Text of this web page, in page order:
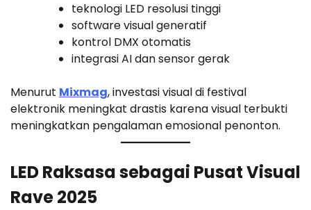
teknologi LED resolusi tinggi
software visual generatif
kontrol DMX otomatis
integrasi AI dan sensor gerak
Menurut Mixmag, investasi visual di festival
elektronik meningkat drastis karena visual terbukti
meningkatkan pengalaman emosional penonton.
LED Raksasa sebagai Pusat Visual
Rave 2025